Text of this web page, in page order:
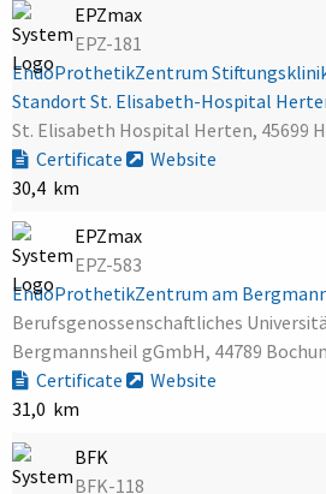
EPZmax
EPZ-181
EndoProthetikZentrum
Standort St. Elisabeth-Hospital
St. Elisabeth Hospital Herten, 45699
Certificate
Website
30,4 km
EPZmax
EPZ-583
EndoProthetikZentrum am
Berufsgenossenschaftliches
Bergmannsheil gGmbH, 44789
Certificate
Website
31,0 km
BFK
BFK-118